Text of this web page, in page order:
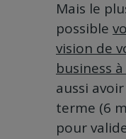
Mais le
possible
vision de
business
aussi
terme (6
pour